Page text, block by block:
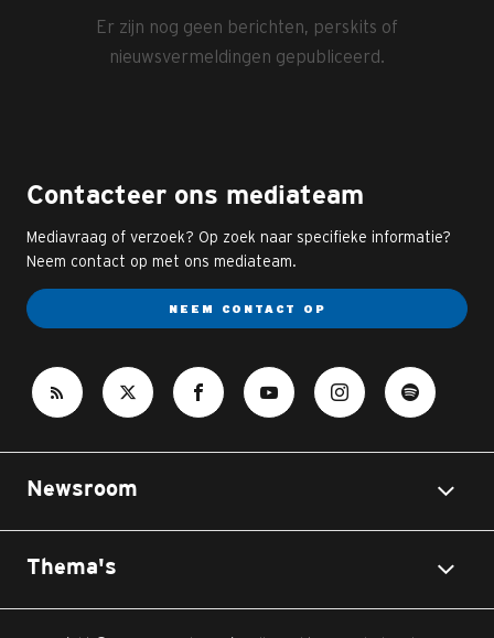
Er zijn nog geen berichten, perskits of
nieuwsvermeldingen gepubliceerd.
Contacteer ons mediateam
Mediavraag of verzoek? Op zoek naar specifieke informatie?
Neem contact op met ons mediateam.
NEEM CONTACT OP
Newsroom
Thema's